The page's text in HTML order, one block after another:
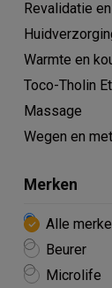
Revalidatie
Warmte en
Toco-Tholin
Massage
Wegen en
Merken
Alle
Beurer
Microlife